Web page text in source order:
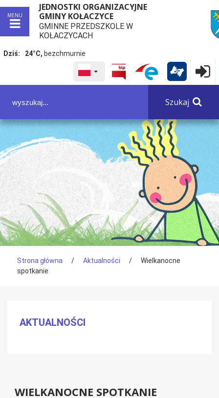
MENU
JEDNOSTKI ORGANIZACYJNE
GMINY KOŁACZYCE
GMINNE PRZEDSZKOLE W
KOŁACZYCACH
Dziś: 24°C, bezchmurnie
WYBRANY JĘZYK POLSKA
Szukaj
Tutaj jesteś
Strona główna / Aktualności /
Wielkanocne
spotkanie

Menu boczne
AKTUALNOŚCI
WIELKANOCNE SPOTKANIE